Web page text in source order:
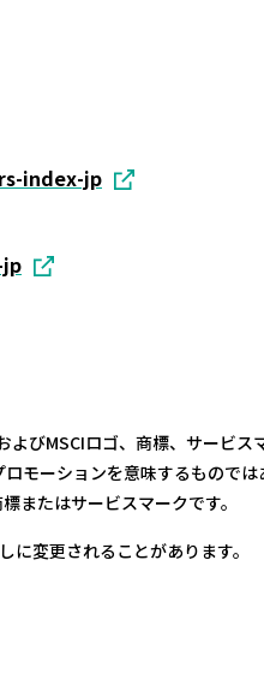
index-jp
びMSCIロゴ、商標、サービ
ーションを意味するものでは
またはサービスマークです。
変更されることがあります。